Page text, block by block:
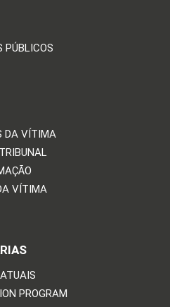
PÚBLICOS
DA VÍTIMA
VÍTIMA
PROGRAM